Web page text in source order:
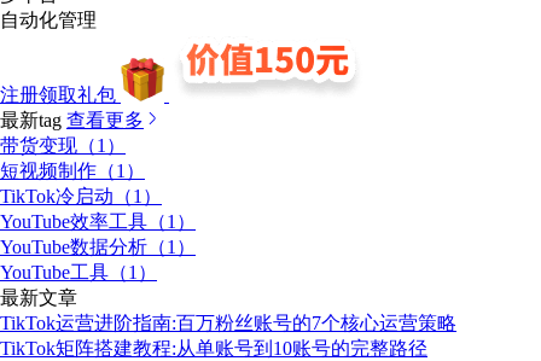
自动化管理
注册领取礼包
最新tag 查看更多
带货变现（1）
短视频制作（1）
TikTok冷启动（1）
YouTube效率工具（1）
YouTube数据分析（1）
YouTube工具（1）
最新文章
TikTok运营进阶指南:百万粉丝账号的7个核心运营策略
TikTok矩阵搭建教程:从单账号到10账号的完整路径